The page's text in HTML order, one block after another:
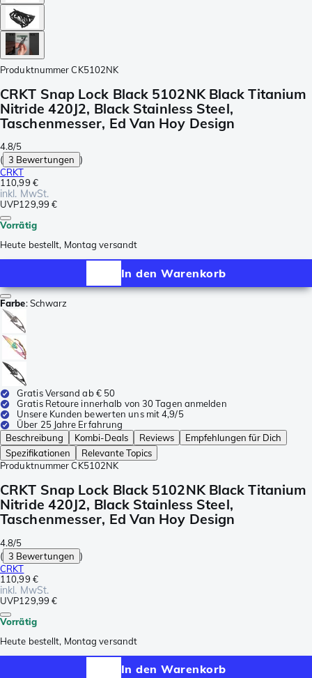
Produktnummer CK5102NK
CRKT Snap Lock Black 5102NK Black Titanium
Nitride 420J2, Black Stainless Steel,
Taschenmesser, Ed Van Hoy Design
4.8/5
( 3 Bewertungen )
CRKT
110,99 €
inkl. MwSt.
UVP129,99 €
Vorrätig
Heute bestellt, Montag versandt
In den Warenkorb
Farbe:Schwarz
Gratis Versand ab € 50
Gratis Retoure innerhalb von 30 Tagen anmelden
Unsere Kunden bewerten uns mit 4,9/5
Über 25 Jahre Erfahrung
Beschreibung
Kombi-Deals Reviews
Empfehlungen für Dich
Spezifikationen
Relevante Topics
Produktnummer CK5102NK
CRKT Snap Lock Black 5102NK Black Titanium
Nitride 420J2, Black Stainless Steel,
Taschenmesser, Ed Van Hoy Design
4.8/5
( 3 Bewertungen )
CRKT
110,99 €
inkl. MwSt.
UVP129,99 €
Vorrätig
Heute bestellt, Montag versandt
In den Warenkorb